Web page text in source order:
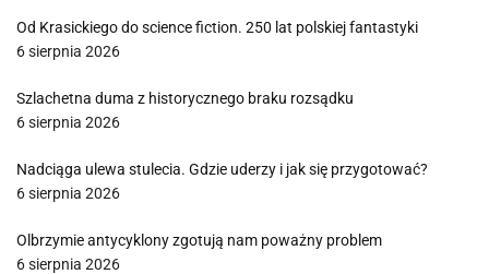
Od Krasickiego do science fiction. 250 lat polskiej fantastyki
6 sierpnia 2026
Szlachetna duma z historycznego braku rozsądku
6 sierpnia 2026
Nadciąga ulewa stulecia. Gdzie uderzy i jak się przygotować?
6 sierpnia 2026
Olbrzymie antycyklony zgotują nam poważny problem
6 sierpnia 2026